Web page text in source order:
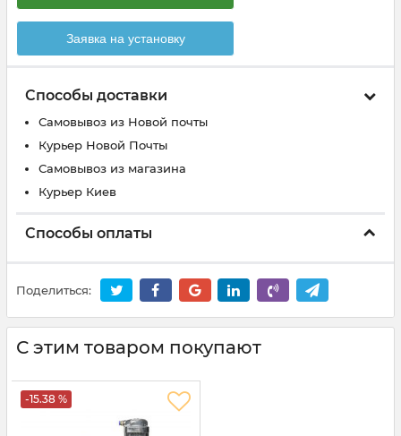
Заявка на установку
Способы доставки
Самовывоз из Новой почты
Курьер Новой Почты
Самовывоз из магазина
Курьер Киев
Способы оплаты
Поделиться:
С этим товаром покупают
-15.38 %